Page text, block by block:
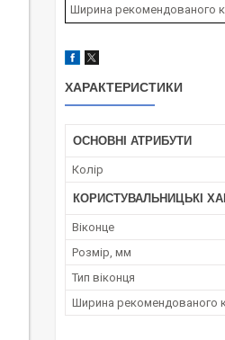
Ширина рекомендованого
ХАРАКТЕРИСТИКИ
ОСНОВНІ АТРИБУТИ
Колір
КОРИСТУВАЛЬНИЦЬКІ
Віконце
Розмір, мм
Тип віконця
Ширина рекомендованого